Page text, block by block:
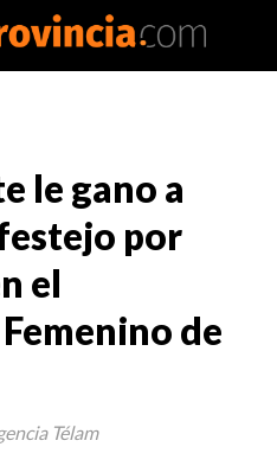
le gano a
por
el
de
Télam